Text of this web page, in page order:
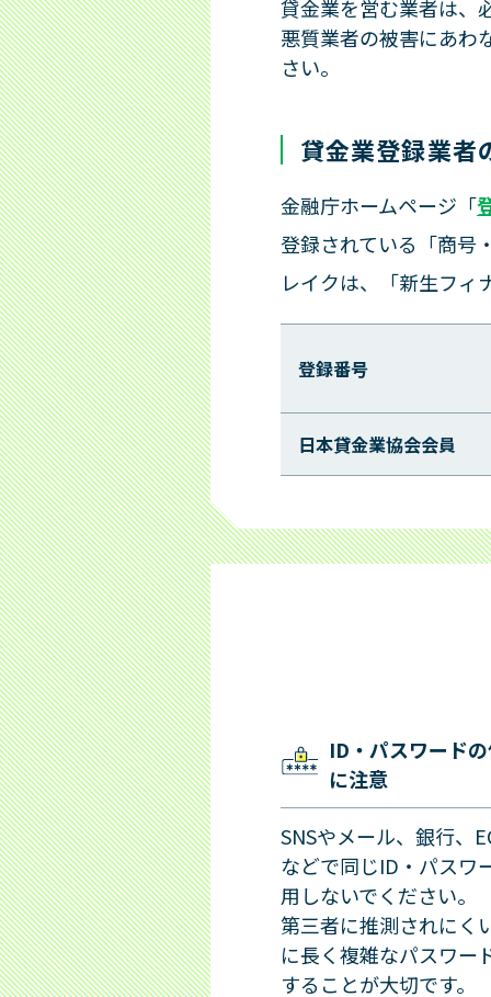
貸金業を営む業者は、
悪質業者の被害にあわ
さい。
貸金業登録業者
金融庁ホームページ「
登録されている「商号
レイクは、「新生フィ
登録番号
日本貸金業協会会員
ID・パスワード
に注意
SNSやメール、銀行、
などで同じID・パスワ
用しないでください。
第三者に推測されにく
に長く複雑なパスワー
することが大切です。